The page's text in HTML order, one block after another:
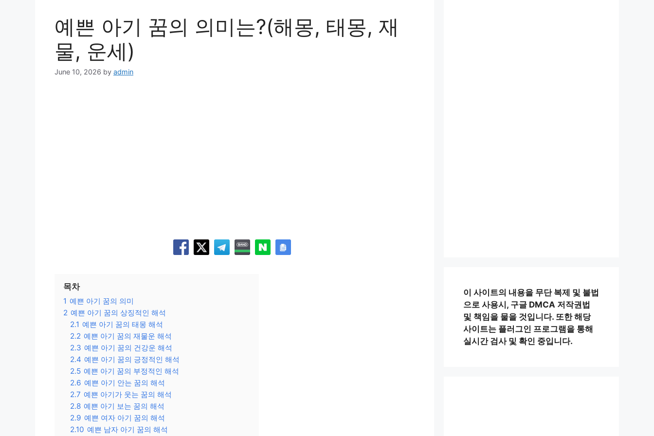
예쁜 아기 꿈의 의미는?(해몽, 태몽, 재
물, 운세)
June 10, 2026 by admin
목차
1 예쁜 아기 꿈의 의미
2 예쁜 아기 꿈의 상징적인 해석
2.1 예쁜 아기 꿈의 태몽 해석
2.2 예쁜 아기 꿈의 재물운 해석
2.3 예쁜 아기 꿈의 건강운 해석
2.4 예쁜 아기 꿈의 긍정적인 해석
2.5 예쁜 아기 꿈의 부정적인 해석
2.6 예쁜 아기 안는 꿈의 해석
2.7 예쁜 아기가 웃는 꿈의 해석
2.8 예쁜 아기 보는 꿈의 해석
2.9 예쁜 여자 아기 꿈의 해석
2.10 예쁜 남자 아기 꿈의 해석
이 사이트의 내용을 무단 복제 및 불법
으로 사용시, 구글 DMCA 저작권법
및 책임을 물을 것입니다. 또한 해당
사이트는 플러그인 프로그램을 통해
실시간 검사 및 확인 중입니다.